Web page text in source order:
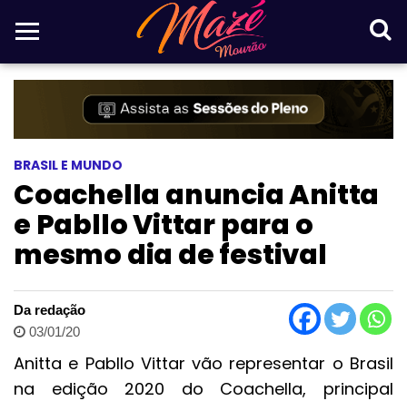
BRASIL E MUNDO
Coachella anuncia Anitta
e Pabllo Vittar para o
mesmo dia de festival
Da redação
03/01/20
Anitta e Pabllo Vittar vão representar o Brasil
na edição 2020 do Coachella, principal